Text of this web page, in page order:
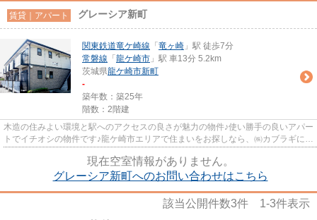
賃貸｜アパート グレーシア新町
関東鉄道竜ケ崎線 「 竜ヶ崎 」駅 徒歩7分
常磐線 「 龍ケ崎市 」駅 車13分 5.2km
茨城県龍ケ崎市新町
-
築年数：築25年
階数：2階建
木造の住みよい環境と駅へのアクセスの良さが魅力の物件♪使い勝手の良いアパー
トでイチオシの物件です♪龍ケ崎市エリアで住まいをお探しなら、㈱カブラギにお
現在空室情報がありません。
グレーシア新町へのお問い合わせはこちら
該当公開件数3件 1-3件表示